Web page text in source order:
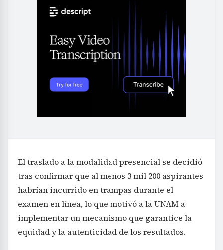
El traslado a la modalidad presencial se decidió
tras confirmar que al menos 3 mil 200 aspirantes
habrían incurrido en trampas durante el
examen en línea, lo que motivó a la UNAM a
implementar un mecanismo que garantice la
equidad y la autenticidad de los resultados.